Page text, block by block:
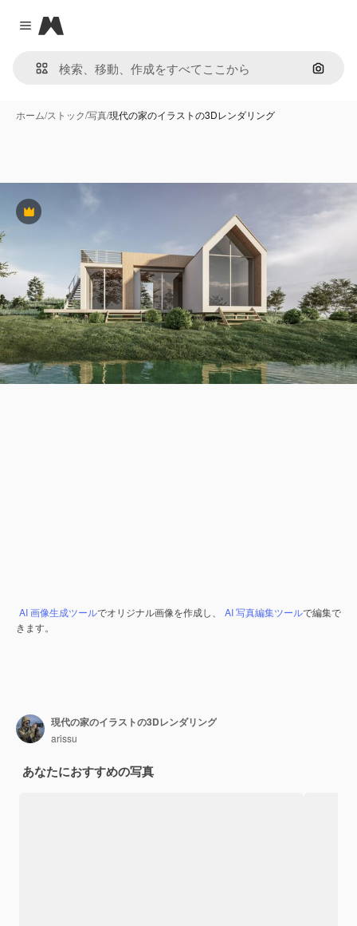
Close menu
Magnific
画像で
ホーム/ストック/写真/現代の家のイラストの3Dレンダリング
Premium
AI 画像生成ツールでオリジナル画像を作成し、 AI 写真編集ツールで編集で
きます。
現代の家のイラストの3Dレンダリング
arissu
あなたにおすすめの写真